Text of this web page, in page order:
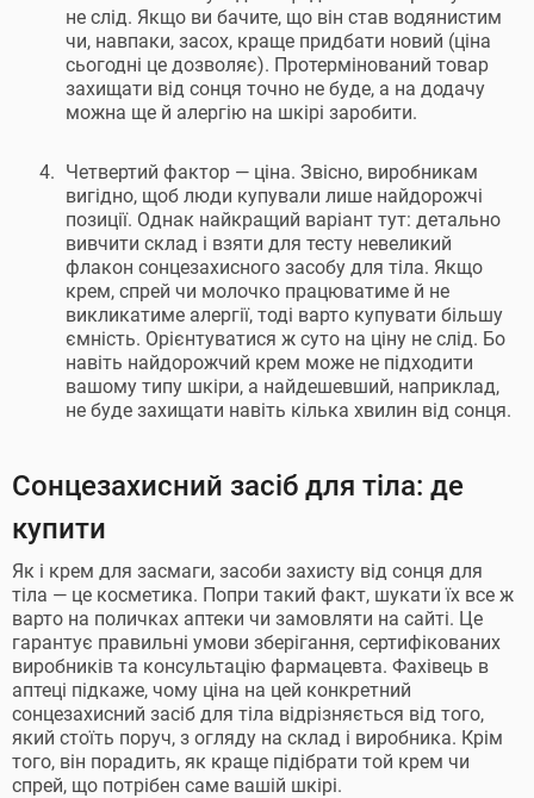
не слід. Якщо ви бачите, що він став водянистим
чи, навпаки, засох, краще придбати новий (ціна
сьогодні це дозволяє). Протермінований товар
захищати від сонця точно не буде, а на додачу
можна ще й алергію на шкірі заробити.
Четвертий фактор — ціна. Звісно, виробникам
вигідно, щоб люди купували лише найдорожчі
позиції. Однак найкращий варіант тут: детально
вивчити склад і взяти для тесту невеликий
флакон сонцезахисного засобу для тіла. Якщо
крем, спрей чи молочко працюватиме й не
викликатиме алергії, тоді варто купувати більшу
ємність. Орієнтуватися ж суто на ціну не слід. Бо
навіть найдорожчий крем може не підходити
вашому типу шкіри, а найдешевший, наприклад,
не буде захищати навіть кілька хвилин від сонця.
Сонцезахисний засіб для тіла: де
купити
Як і крем для засмаги, засоби захисту від сонця для
тіла — це косметика. Попри такий факт, шукати їх все ж
варто на поличках аптеки чи замовляти на сайті. Це
гарантує правильні умови зберігання, сертифікованих
виробників та консультацію фармацевта. Фахівець в
аптеці підкаже, чому ціна на цей конкретний
сонцезахисний засіб для тіла відрізняється від того,
який стоїть поруч, з огляду на склад і виробника. Крім
того, він порадить, як краще підібрати той крем чи
спрей, що потрібен саме вашій шкірі.